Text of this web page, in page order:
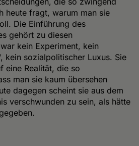
heute fragt, warum man sie
Die Einführung des
gehört zu diesen
kein Experiment, kein
kein sozialpolitischer Luxus. Sie
eine Realität, die so
man sie kaum übersehen
dagegen scheint sie aus dem
verschwunden zu sein, als hätte